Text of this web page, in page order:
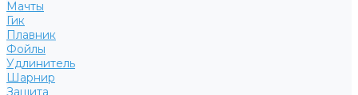
Мачты
Гик
Плавник
Фойлы
Удлинитель
Шарнир
Защита